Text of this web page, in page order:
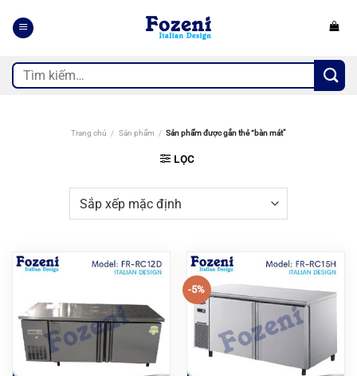
qua
Tìm
kiếm:
Trang chủ / Sản phẩm / Sản phẩm được gắn thẻ “bàn mát”
LỌC
-5%